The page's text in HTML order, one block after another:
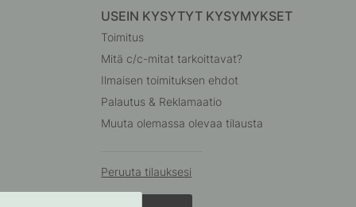
USEIN KYSYTYT KYSYMYKSET
Toimitus
Mitä c/c-mitat tarkoittavat?
Ilmaisen toimituksen ehdot
Palautus & Reklamaatio
Muuta olemassa olevaa tilausta
Peruuta tilauksesi